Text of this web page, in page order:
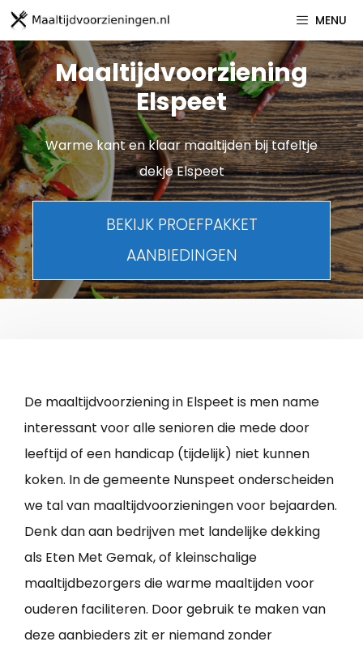
Spring
naar
inhoud
MENU
Maaltijdvoorziening
Elspeet
Warme kant en klaar maaltijden bij tafeltje
dekje Elspeet
BEKIJK PROEFPAKKET
AANBIEDINGEN
De maaltijdvoorziening in Elspeet is men name
interessant voor alle senioren die mede door
leeftijd of een handicap (tijdelijk) niet kunnen
koken. In de gemeente Nunspeet onderscheiden
we tal van maaltijdvoorzieningen voor bejaarden.
Denk dan aan bedrijven met landelijke dekking
als Eten Met Gemak, of kleinschalige
maaltijdbezorgers die warme maaltijden voor
ouderen faciliteren. Door gebruik te maken van
deze aanbieders zit er niemand zonder